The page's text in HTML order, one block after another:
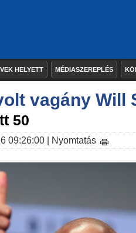
HELYETT MÉDIASZEREPLÉS
vagány Will
50
09:26:00 | Nyomtatás